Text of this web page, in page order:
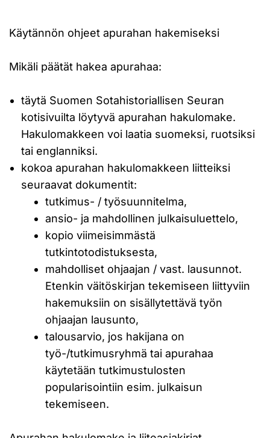
Käytännön ohjeet apurahan hakemiseksi
Mikäli päätät hakea apurahaa:
täytä Suomen Sotahistoriallisen Seuran
kotisivuilta löytyvä apurahan hakulomake.
Hakulomakkeen voi laatia suomeksi, ruotsiksi
tai englanniksi.
kokoa apurahan hakulomakkeen liitteiksi
seuraavat dokumentit:
tutkimus- / työsuunnitelma,
ansio- ja mahdollinen julkaisuluettelo,
kopio viimeisimmästä
tutkintotodistuksesta,
mahdolliset ohjaajan / vast. lausunnot.
Etenkin väitöskirjan tekemiseen liittyviin
hakemuksiin on sisällytettävä työn
ohjaajan lausunto,
talousarvio, jos hakijana on
työ-/tutkimusryhmä tai apurahaa
käytetään tutkimustulosten
popularisointiin esim. julkaisun
tekemiseen.